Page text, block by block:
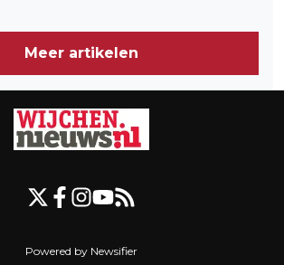
Meer artikelen
Powered by Newsifier